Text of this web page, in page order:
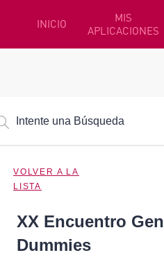
INICIO
MIS
APLICACIONES